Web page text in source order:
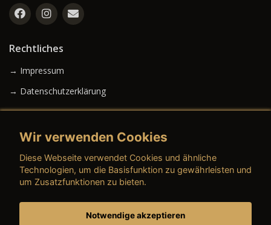
Rechtliches
→ Impressum
→ Datenschutzerklärung
→ AGB (Gebrauchtwagen)
Wir verwenden Cookies
Diese Webseite verwendet Cookies und ähnliche
Technologien, um die Basisfunktion zu gewährleisten und
um Zusatzfunktionen zu bieten.
Notwendige akzeptieren